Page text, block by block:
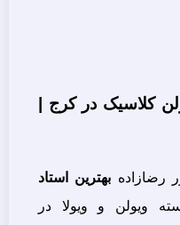
کلاسیک در کرج |
رضازاده بهترین استاد
ویولن و ویولا در